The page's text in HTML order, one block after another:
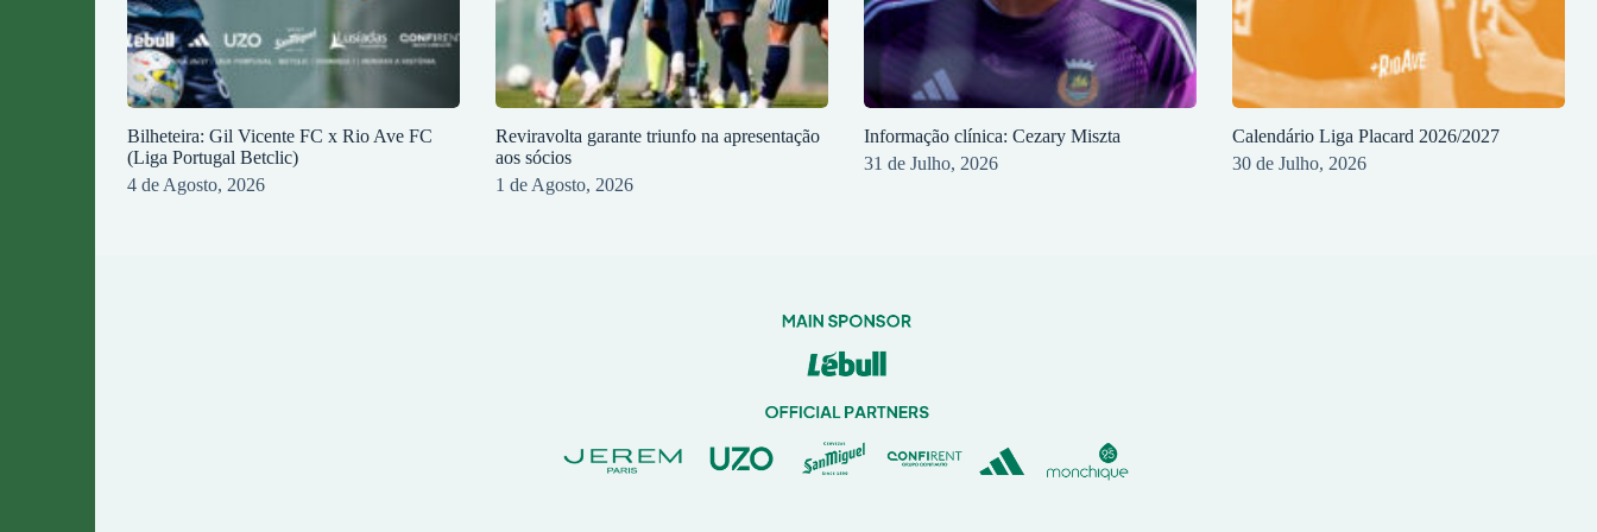
Bilheteira: Gil Vicente FC x Rio Ave FC
(Liga Portugal Betclic)
4 de Agosto, 2026
Reviravolta garante triunfo na apresentação
aos sócios
1 de Agosto, 2026
Informação clínica: Cezary Miszta
31 de Julho, 2026
Calendário Liga Placard 2026/2027
30 de Julho, 2026